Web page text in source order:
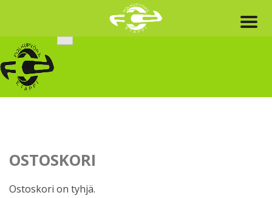
content
OSTOSKORI
Ostoskori on tyhjä.